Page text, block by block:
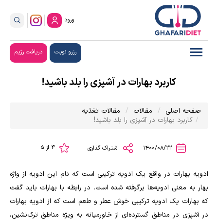
ورود
رزرو نوبت دریافت رژیم
کاربرد بهارات در آشپزی را بلد باشید!
صفحه اصلی مقالات
مقالات تغذیه
کاربرد بهارات در آشپزی را بلد باشید!
1400/08/22 اشتراک گذاری
ادویه بهارات در واقع یک ادویه ترکیبی است که نام این ادویه از واژه
بهار به معنی ادویه‌ها برگرفته شده است. در رابطه با بهارات باید گفت
که بهارات یک ادویه ترکیبی خوش عطر و طعم است که از ادویه بهارات
در آشپزی در مناطق گسترده‌ای از خاورمیانه به ویژه مناطق ترک‌نشین،